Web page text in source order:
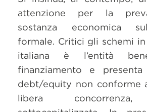
attenzione per la
sostanza economica
formale. Critici gli schemi
italiana è l’entità
finanziamento e
debt/equity non conforme
libera concorrenza,